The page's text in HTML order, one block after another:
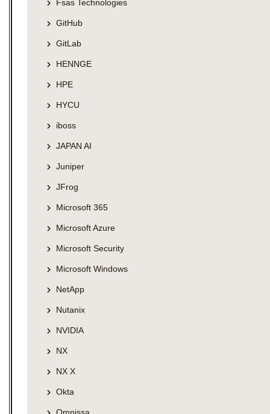
Fsas Technologies
GitHub
GitLab
HENNGE
HPE
HYCU
iboss
JAPAN AI
Juniper
JFrog
Microsoft 365
Microsoft Azure
Microsoft Security
Microsoft Windows
NetApp
Nutanix
NVIDIA
NX
NX X
Okta